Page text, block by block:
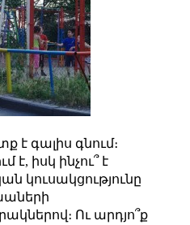
է գալիս գնում։
իսկ ինչու՞ է
կուսակցությունը
Ու արդյո՞ք